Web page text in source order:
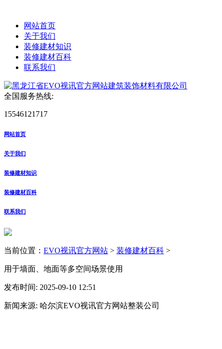
网站首页
关于我们
装修建材知识
装修建材百科
联系我们
全国服务热线:
15546121717
网站首页
关于我们
装修建材知识
装修建材百科
联系我们
当前位置： EVO视讯官方网站 > 装修建材百科 >
用于墙面、地面等多空间场景使用
发布时间: 2025-09-10 12:51
新闻来源: 哈尔滨EVO视讯官方网站整装公司